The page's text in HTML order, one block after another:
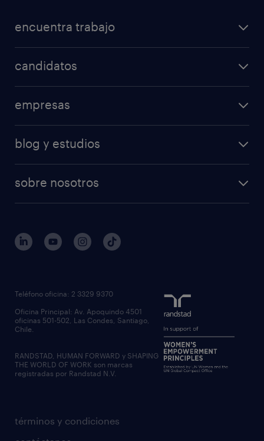
encuentra trabajo
candidatos
empresas
blog y estudios
sobre nosotros
términos y condiciones
Teléfono oficina: 2 3329 9370
Oficina Principal: Av. Apoquindo 4501
oficinas 501-502, Las Condes, Santiago,
Chile.
RANDSTAD, HUMAN FORWARD y SHAPING
THE WORLD OF WORK son marcas
registradas por Randstad N.V.